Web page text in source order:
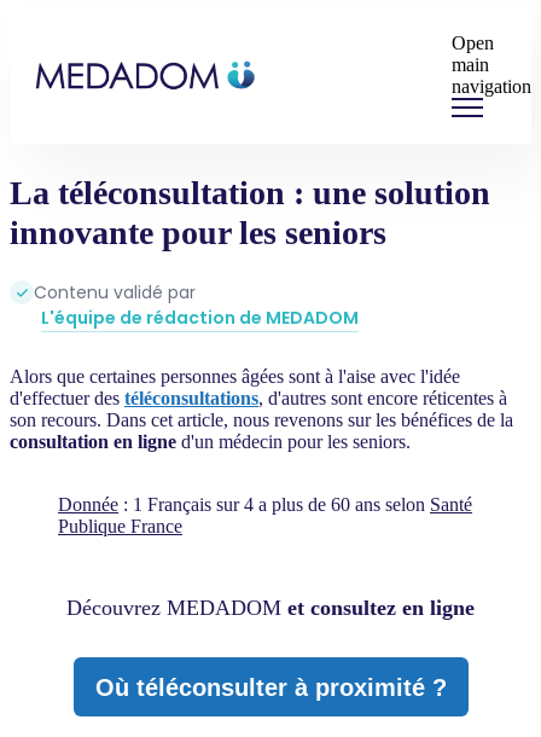
Open
main
navigation
La téléconsultation : une solution
innovante pour les seniors
Contenu validé par
L'équipe de rédaction de MEDADOM
Alors que certaines personnes âgées sont à l'aise avec l'idée
d'effectuer des téléconsultations, d'autres sont encore réticentes à
son recours. Dans cet article, nous revenons sur les bénéfices de la
consultation en ligne d'un médecin pour les seniors.
Donnée : 1 Français sur 4 a plus de 60 ans selon Santé
Publique France
Découvrez MEDADOM et consultez en ligne
Où téléconsulter à proximité ?